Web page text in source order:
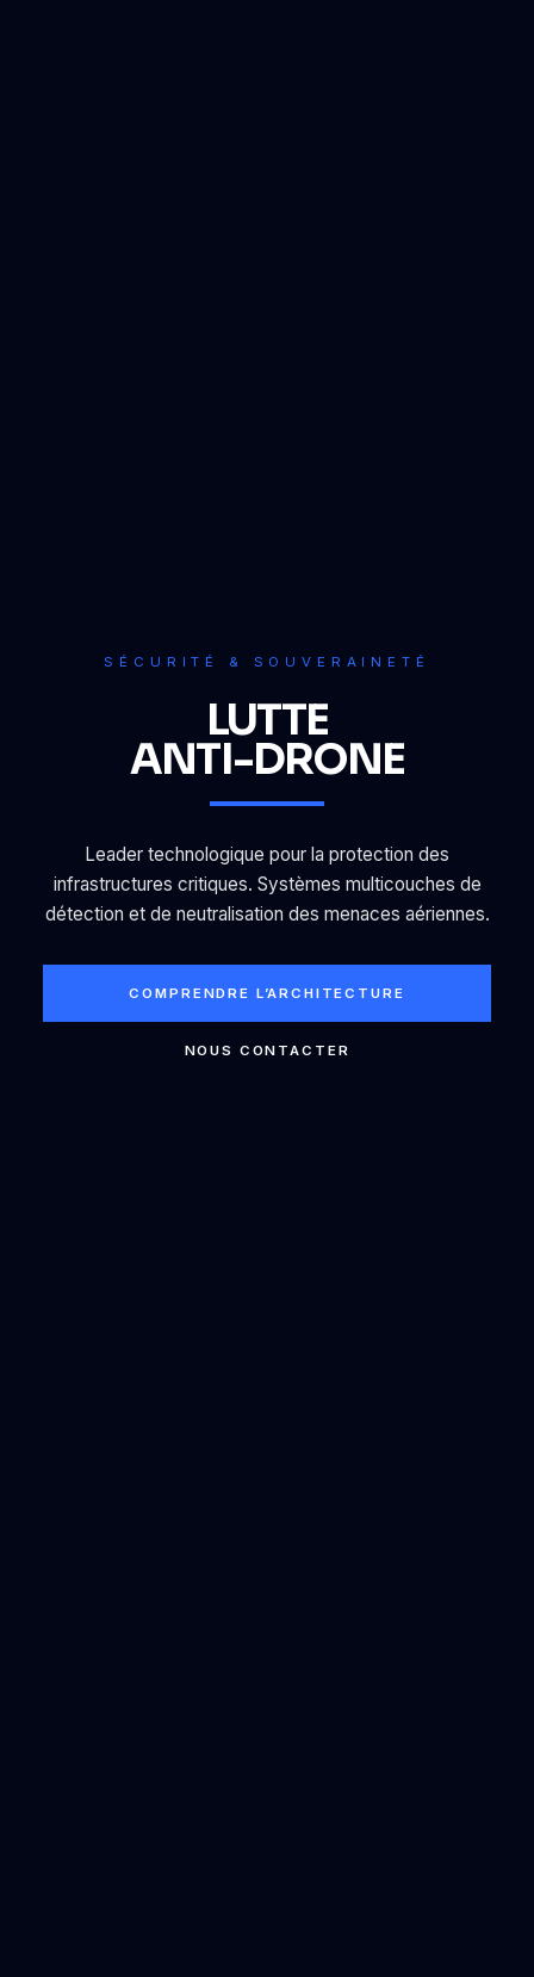
SÉCURITÉ & SOUVERAINETÉ
LUTTE
ANTI-DRONE
Leader technologique pour la protection des
infrastructures critiques. Systèmes multicouches de
détection et de neutralisation des menaces aériennes.
COMPRENDRE L’ARCHITECTURE
NOUS CONTACTER